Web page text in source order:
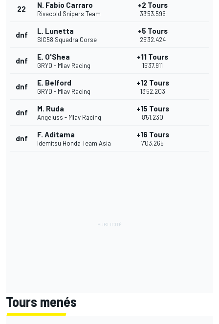
22 N. Fabio Carraro
Rivacold Snipers Team
+2 Tours
33'53.596
dnf L. Lunetta
SIC58 Squadra Corse
+5 Tours
25'32.424
dnf E. O'Shea
GRYD - Mlav Racing
+11 Tours
15'37.911
dnf E. Belford
GRYD - Mlav Racing
+12 Tours
13'52.203
dnf M. Ruda
Angeluss - Mlav Racing
+15 Tours
8'51.230
dnf F. Aditama
Idemitsu Honda Team Asia
+16 Tours
7'03.265
Tours menés